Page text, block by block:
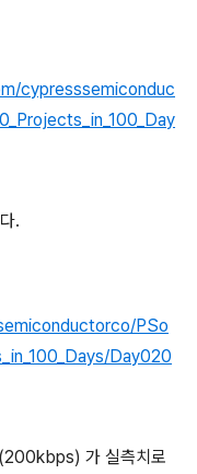
cypresssemiconduc
.
PSo
Day020
가 실측치로